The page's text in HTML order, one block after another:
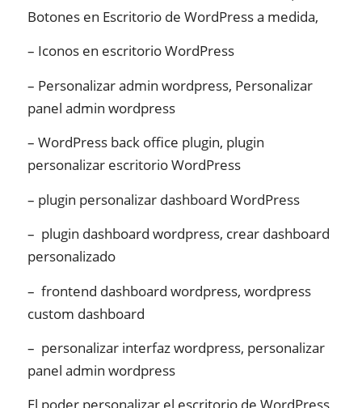
Botones en Escritorio de WordPress a medida,
– Iconos en escritorioWordPress
– Personalizar admin wordpress, Personalizar
panel admin wordpress
– WordPress back office plugin, plugin
personalizar escritorio WordPress
– plugin personalizar dashboard WordPress
– plugin dashboard wordpress, crear dashboard
personalizado
– frontend dashboard wordpress, wordpress
custom dashboard
– personalizar interfaz wordpress, personalizar
panel admin wordpress